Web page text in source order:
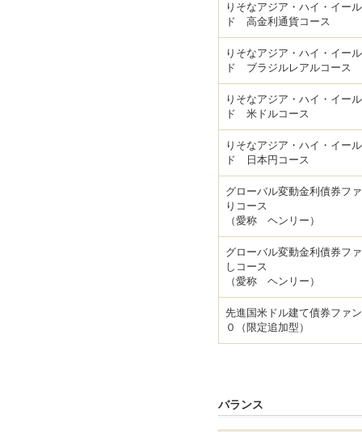
りそなアジア・ハイ・イー
ド 高金利通貨コース
りそなアジア・ハイ・イー
ド ブラジルレアルコース
りそなアジア・ハイ・イー
ド 米ドルコース
りそなアジア・ハイ・イー
ド 日本円コース
グローバル変動金利債券フ
りコース
（愛称 ヘンリー）
グローバル変動金利債券フ
しコース
（愛称 ヘンリー）
先進国米ドル建て債券ファ
０（限定追加型）
バランス